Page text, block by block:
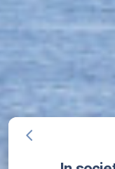
arrow_back_ios